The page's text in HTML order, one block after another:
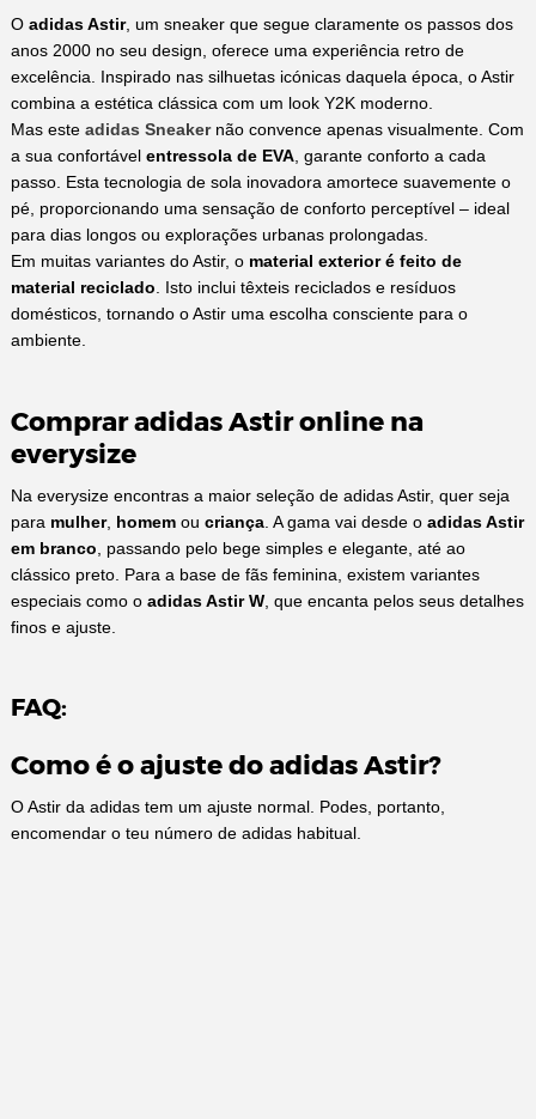
O adidas Astir, um sneaker que segue claramente os passos dos
anos 2000 no seu design, oferece uma experiência retro de
excelência. Inspirado nas silhuetas icónicas daquela época, o Astir
combina a estética clássica com um look Y2K moderno.
Mas este adidas Sneakernão convence apenas visualmente. Com
a sua confortável entressola de EVA, garante conforto a cada
passo. Esta tecnologia de sola inovadora amortece suavemente o
pé, proporcionando uma sensação de conforto perceptível – ideal
para dias longos ou explorações urbanas prolongadas.
Em muitas variantes do Astir, o material exterior é feito de
material reciclado . Isto inclui têxteis reciclados e resíduos
domésticos, tornando o Astir uma escolha consciente para o
ambiente.
Comprar adidas Astir online na
everysize
Na everysize encontras a maior seleção de adidas Astir, quer seja
para mulher, homemou criança. A gama vai desde o adidas Astir
em branco , passando pelo bege simples e elegante, até ao
clássico preto. Para a base de fãs feminina, existem variantes
especiais como o adidas Astir W, que encanta pelos seus detalhes
finos e ajuste.
FAQ:
Como é o ajuste do adidas Astir?
O Astir da adidas tem um ajuste normal. Podes, portanto,
encomendar o teu número de adidas habitual.